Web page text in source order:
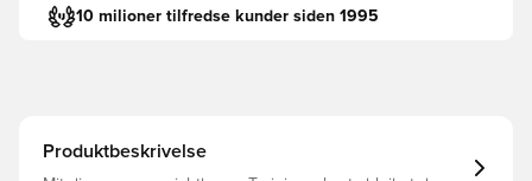
10 milioner tilfredse kunder siden 1995
Produktbeskrivelse